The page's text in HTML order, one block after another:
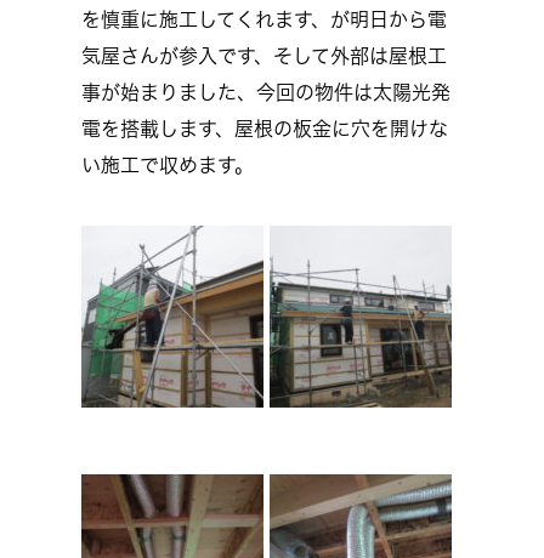
を慎重に施工してくれます、が明日から電
気屋さんが参入です、そして外部は屋根工
事が始まりました、今回の物件は太陽光発
電を搭載します、屋根の板金に穴を開けな
い施工で収めます。